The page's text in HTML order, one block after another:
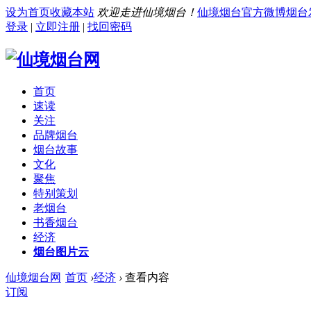
设为首页收藏本站 欢迎走进仙境烟台！ 仙境烟台官方微博烟台
登录 | 立即注册 | 找回密码
首页
速读
关注
品牌烟台
烟台故事
文化
聚焦
特别策划
老烟台
书香烟台
经济
烟台图片云
仙境烟台网 首页 ›经济 › 查看内容
订阅